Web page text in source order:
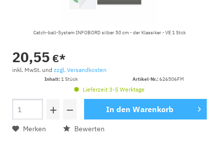
Catch-ball-System INFOBORD silber 50 cm - der Klassiker - VE 1 Stck
20,55 €*
inkl. MwSt. und zzgl. Versandkosten
Inhalt:1 Stück Artikel-Nr.:626506FM
Lieferzeit 3-5 Werktage
+ − In den Warenkorb
Merken Bewerten